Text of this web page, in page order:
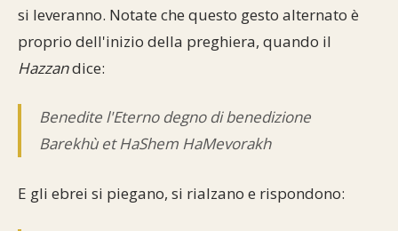
si leveranno. Notate che questo gesto alternato è
proprio dell'inizio della preghiera, quando il
Hazzandice:
Benedite l'Eterno degno di benedizione
Barekhù et HaShem HaMevorakh
E gli ebrei si piegano, si rialzano e rispondono: